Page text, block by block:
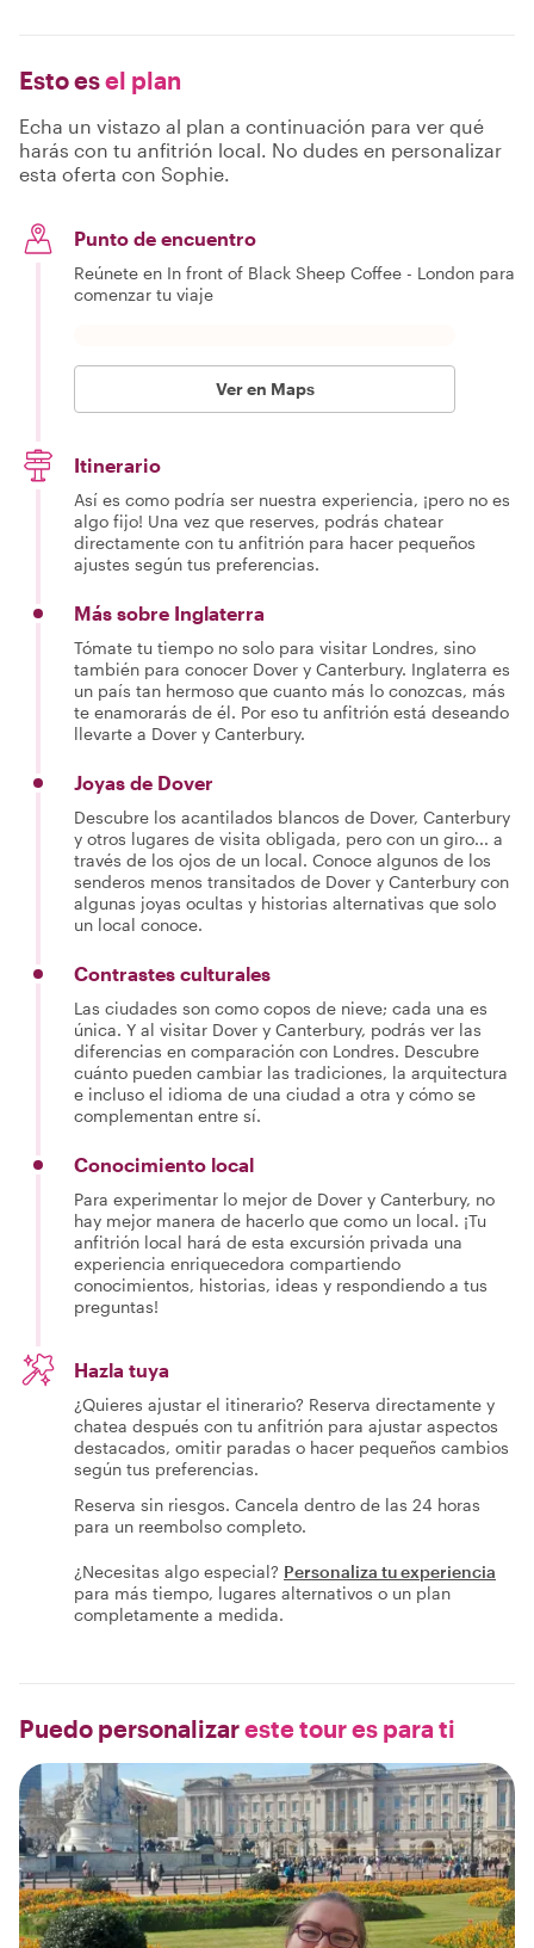
Esto esel plan
Echa un vistazo al plan a continuación para ver qué
harás con tu anfitrión local. No dudes en personalizar
esta oferta con Sophie.
Punto de encuentro
Reúnete en In front of Black Sheep Coffee - London para
comenzar tu viaje
Ver en Maps
Itinerario
Así es como podría ser nuestra experiencia, ¡pero no es
algo fijo! Una vez que reserves, podrás chatear
directamente con tu anfitrión para hacer pequeños
ajustes según tus preferencias.
Más sobre Inglaterra
Tómate tu tiempo no solo para visitar Londres, sino
también para conocer Dover y Canterbury. Inglaterra es
un país tan hermoso que cuanto más lo conozcas, más
te enamorarás de él. Por eso tu anfitrión está deseando
llevarte a Dover y Canterbury.
Joyas de Dover
Descubre los acantilados blancos de Dover, Canterbury
y otros lugares de visita obligada, pero con un giro... a
través de los ojos de un local. Conoce algunos de los
senderos menos transitados de Dover y Canterbury con
algunas joyas ocultas y historias alternativas que solo
un local conoce.
Contrastes culturales
Las ciudades son como copos de nieve; cada una es
única. Y al visitar Dover y Canterbury, podrás ver las
diferencias en comparación con Londres. Descubre
cuánto pueden cambiar las tradiciones, la arquitectura
e incluso el idioma de una ciudad a otra y cómo se
complementan entre sí.
Conocimiento local
Para experimentar lo mejor de Dover y Canterbury, no
hay mejor manera de hacerlo que como un local. ¡Tu
anfitrión local hará de esta excursión privada una
experiencia enriquecedora compartiendo
conocimientos, historias, ideas y respondiendo a tus
preguntas!
Hazla tuya
¿Quieres ajustar el itinerario? Reserva directamente y
chatea después con tu anfitrión para ajustar aspectos
destacados, omitir paradas o hacer pequeños cambios
según tus preferencias.
Reserva sin riesgos. Cancela dentro de las 24 horas
para un reembolso completo.
¿Necesitas algo especial? Personaliza tu experiencia
para más tiempo, lugares alternativos o un plan
completamente a medida.
Puedo personalizareste tour es para ti